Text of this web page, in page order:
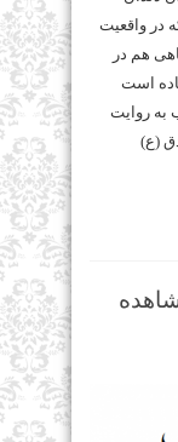
در واقعیت
هم در
است
به روايت
(ع)